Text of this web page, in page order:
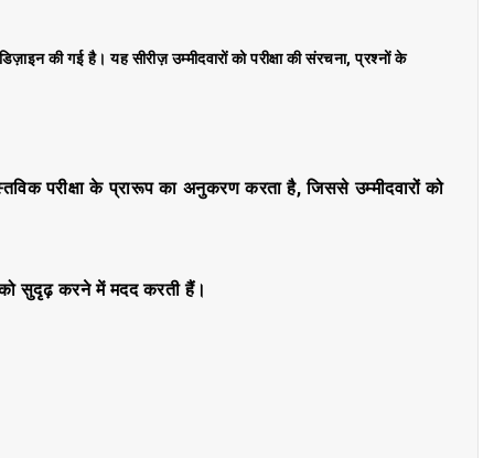
की गई है। यह सीरीज़ उम्मीदवारों को परीक्षा की संरचना, प्रश्नों के
परीक्षा के प्रारूप का अनुकरण करता है, जिससे उम्मीदवारों को
को सुदृढ़ करने में मदद करती हैं।